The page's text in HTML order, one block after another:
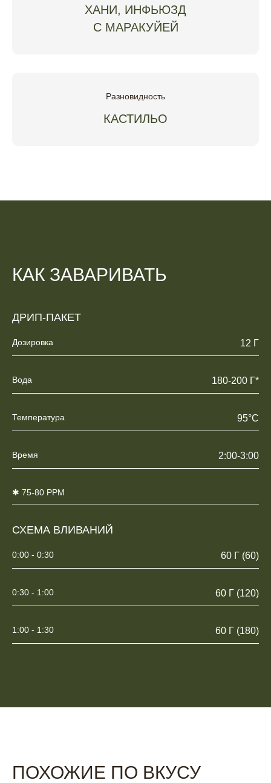
ХАНИ, ИНФЬЮЗД
С МАРАКУЙЕЙ
Разновидность
КАСТИЛЬО
КАК ЗАВАРИВАТЬ
ДРИП-ПАКЕТ
Дозировка 12 Г
Вода 180-200 Г*
Температура 95°C
Время 2:00-3:00
✱ 75-80 PPM
СХЕМА ВЛИВАНИЙ
0:00 - 0:30 60 Г (60)
0:30 - 1:00 60 Г (120)
1:00 - 1:30 60 Г (180)
ПОХОЖИЕ ПО ВКУСУ